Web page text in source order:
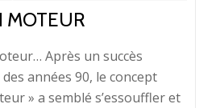
MOTEUR
Après un succès
années 90, le concept
» a semblé s’essouffler et